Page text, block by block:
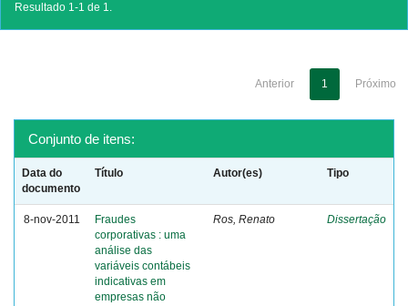
Resultado 1-1 de 1.
Anterior 1 Próximo
Conjunto de itens:
Data do
documento
Título Autor(es) Tipo
8-nov-2011
Fraudes
corporativas : uma
análise das
variáveis contábeis
indicativas em
empresas não
Ros, Renato Dissertação